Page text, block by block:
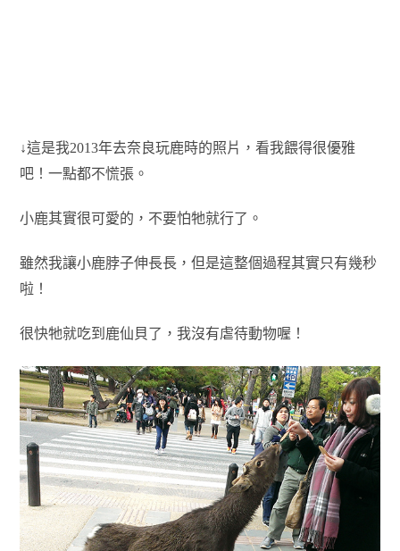
↓這是我2013年去奈良玩鹿時的照片，看我餵得很優雅
吧！一點都不慌張。
小鹿其實很可愛的，不要怕牠就行了。
雖然我讓小鹿脖子伸長長，但是這整個過程其實只有幾秒
啦！
很快牠就吃到鹿仙貝了，我沒有虐待動物喔！